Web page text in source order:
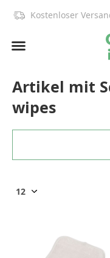
Kostenloser
Artikel mit
wipes